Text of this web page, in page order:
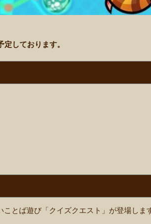
しております。
とば遊び「クイズクエスト」が登場しま